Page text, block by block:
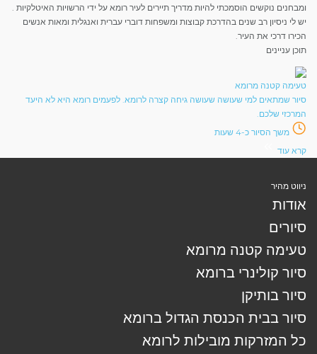
ומבחנים נוקשים הוסמכתי להיות מדריך תיירים לעיר רומא על ידי הרשויות האיטלקיות .
יש לי ניסיון רב שנים בהדרכת קבוצות ומשפחות דוברי עברית ואנגלית ומאות אנשים
הכירו דרכי את העיר.
תוכן עניינים
טעימה קטנה מרומא
סיור שמתאים למי שעושה שעושה גיחה קצרה לרומא. לפעמים רומא היא לא היעד
המרכזי שלכם.
משך הסיור כ-4 שעות
קרא עוד
ניווט מהיר
אודות
סיורים
טעימה קטנה מרומא
סיור קולינרי ברומא
סיור בותיקן
סיור בבית הכנסת הגדול ברומא
כל המזרקות מובילות לרומא